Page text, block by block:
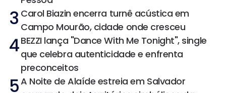
3 Carol Biazin encerra turnê acústica em
Campo Mourão, cidade onde cresceu
4BEZZI lança "Dance With Me Tonight", single
que celebra autenticidade e enfrenta
preconceitos
5A Noite de Alaíde estreia em Salvador